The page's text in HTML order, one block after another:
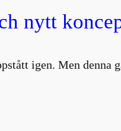
nytt
igen. Men